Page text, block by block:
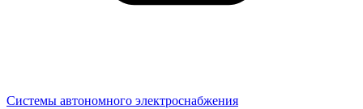
Системы автономного электроснабжения